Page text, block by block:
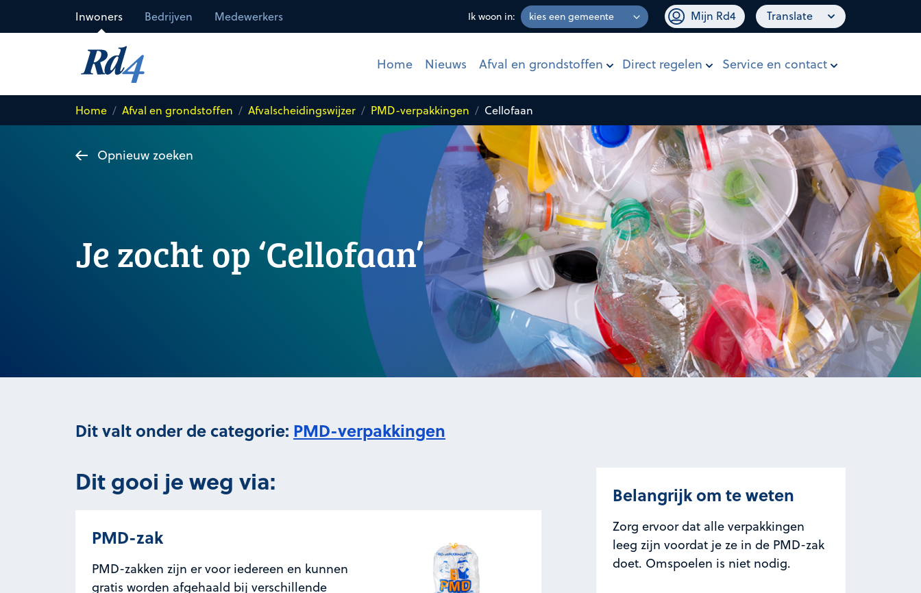
Inwoners Bedrijven Medewerkers Ik woon in: Mijn Rd4 Translate
Home Nieuws Afval en grondstoffen Direct regelen Service en contact
Home Afval en grondstoffen Afvalscheidingswijzer PMD-verpakkingen Cellofaan
Opnieuw zoeken
Je zocht op ‘Cellofaan’
Dit valt onder de categorie: PMD-verpakkingen
Dit gooi je weg via:
PMD-zak
PMD-zakken zijn er voor iedereen en kunnen
gratis worden afgehaald bij verschillende
Belangrijk om te weten
Zorg ervoor dat alle verpakkingen
leeg zijn voordat je ze in de PMD-zak
doet. Omspoelen is niet nodig.